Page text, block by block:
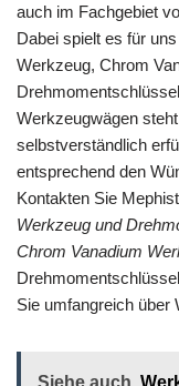
auch im Fachgebiet
Dabei spielt es für
Werkzeug, Chrom
Werkzeugwägen
selbstverständlich
entsprechend den
Kontakten Sie
Werkzeug und
Chrom Vanadium
Sie umfangreich über
Siehe auch